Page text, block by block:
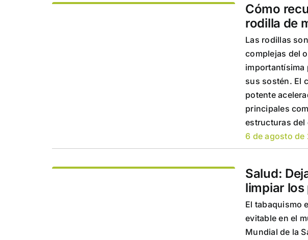
Cómo
rodilla de
Las rodillas
complejas del
importantísima
sus sostén. El
potente
principales
estructuras del
6 de agosto de
Salud:
limpiar
El tabaquismo
evitable en el
Mundial de la